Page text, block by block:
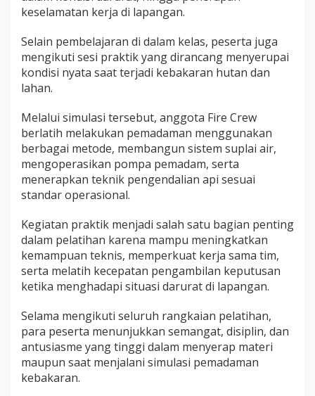
keselamatan kerja di lapangan.
Selain pembelajaran di dalam kelas, peserta juga
mengikuti sesi praktik yang dirancang menyerupai
kondisi nyata saat terjadi kebakaran hutan dan
lahan.
Melalui simulasi tersebut, anggota Fire Crew
berlatih melakukan pemadaman menggunakan
berbagai metode, membangun sistem suplai air,
mengoperasikan pompa pemadam, serta
menerapkan teknik pengendalian api sesuai
standar operasional.
Kegiatan praktik menjadi salah satu bagian penting
dalam pelatihan karena mampu meningkatkan
kemampuan teknis, memperkuat kerja sama tim,
serta melatih kecepatan pengambilan keputusan
ketika menghadapi situasi darurat di lapangan.
Selama mengikuti seluruh rangkaian pelatihan,
para peserta menunjukkan semangat, disiplin, dan
antusiasme yang tinggi dalam menyerap materi
maupun saat menjalani simulasi pemadaman
kebakaran.